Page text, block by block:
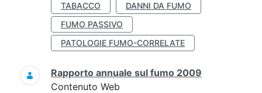
TABACCO
DANNI DA FUMO
FUMO PASSIVO
PATOLOGIE FUMO-CORRELATE
Rapporto annuale sul fumo 2009
Contenuto Web